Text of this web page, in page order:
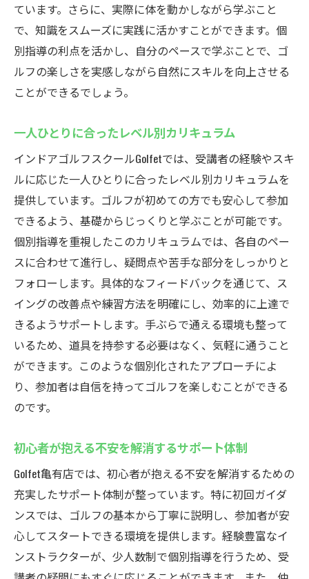
豊富な経験を持つインストラクターの魅力
あなたのゴルフライフをサポートするプロ
たち
初めての方も安心！Golfetのインドアゴルフスク
ール
安心して始められる！初回無料体験レッス
初心者向けの丁寧なカウンセリングを実施
初めてのゴルフでも安心のサポート体制
初めての方が安心できる環境とサービス
初心者でも楽しめる雰囲気が魅力
未経験者歓迎！まずはお試しレッスンから
Golfet亀有店の先進的な施設で効率的に練習しよ
う
最新の設備でリアルなゴルフ体験を
シミュレーターを活用した練習法の紹介
効率的な練習を実現する先進技術
最新施設で楽しく学ぶ！ゴルフの未来
ています。さらに、実際に体を動かしながら学ぶこと
で、知識をスムーズに実践に活かすことができます。個
別指導の利点を活かし、自分のペースで学ぶことで、ゴ
ルフの楽しさを実感しながら自然にスキルを向上させる
ことができるでしょう。
一人ひとりに合ったレベル別カリキュラム
インドアゴルフスクールGolfetでは、受講者の経験やスキ
ルに応じた一人ひとりに合ったレベル別カリキュラムを
提供しています。ゴルフが初めての方でも安心して参加
できるよう、基礎からじっくりと学ぶことが可能です。
個別指導を重視したこのカリキュラムでは、各自のペー
スに合わせて進行し、疑問点や苦手な部分をしっかりと
フォローします。具体的なフィードバックを通じて、ス
イングの改善点や練習方法を明確にし、効率的に上達で
きるようサポートします。手ぶらで通える環境も整って
いるため、道具を持参する必要はなく、気軽に通うこと
ができます。このような個別化されたアプローチによ
り、参加者は自信を持ってゴルフを楽しむことができる
のです。
初心者が抱える不安を解消するサポート体制
Golfet亀有店では、初心者が抱える不安を解消するための
充実したサポート体制が整っています。特に初回ガイダ
ンスでは、ゴルフの基本から丁寧に説明し、参加者が安
心してスタートできる環境を提供します。経験豊富なイ
ンストラクターが、少人数制で個別指導を行うため、受